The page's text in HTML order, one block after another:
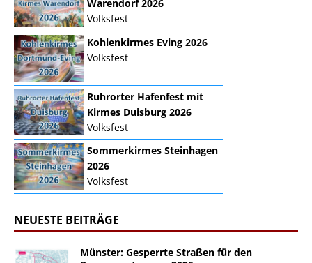
Warendorf 2026
Volksfest
Kohlenkirmes Eving 2026
Volksfest
Ruhrorter Hafenfest mit
Kirmes Duisburg 2026
Volksfest
Sommerkirmes Steinhagen
2026
Volksfest
NEUESTE BEITRÄGE
Münster: Gesperrte Straßen für den